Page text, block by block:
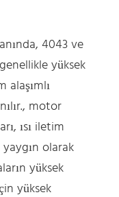
4043 ve
yüksek
alaşımlı
motor
ısı iletim
yaygın olarak
yüksek
yüksek